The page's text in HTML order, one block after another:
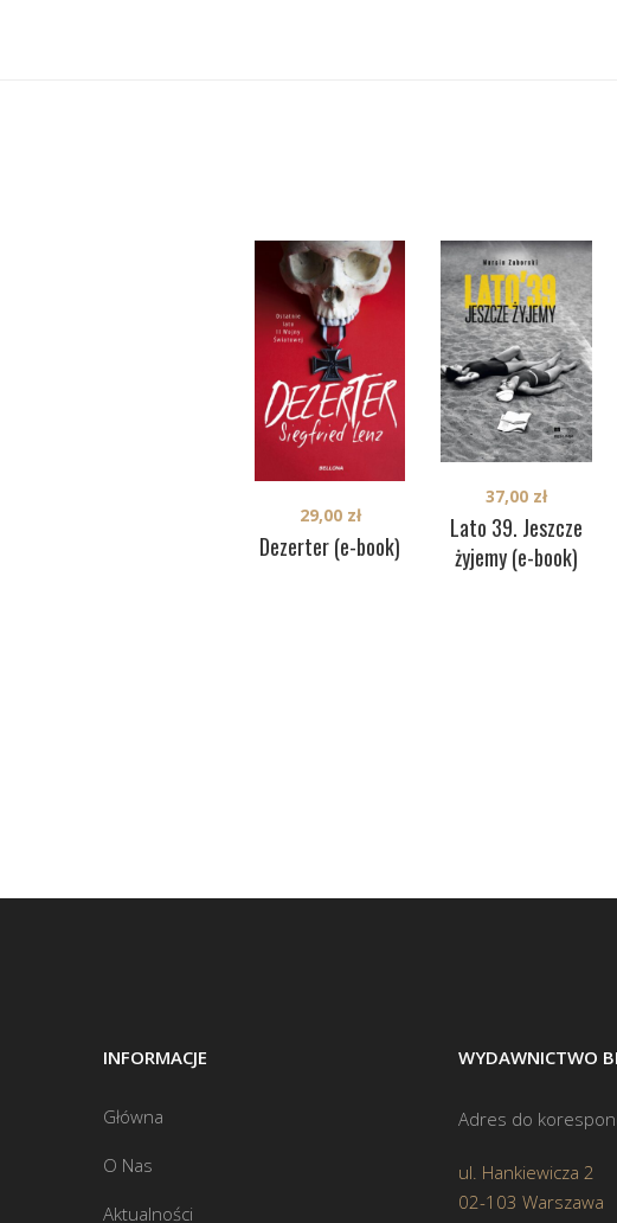
Dezerter (e-book)
29,00 zł
Lato 39. Jeszcze
żyjemy (e-book)
37,00 zł
INFORMACJE
Główna
O Nas
Aktualności
WYDAWNICTWO
Adres do
ul. Hankiewicza 2
02-103 Warszawa